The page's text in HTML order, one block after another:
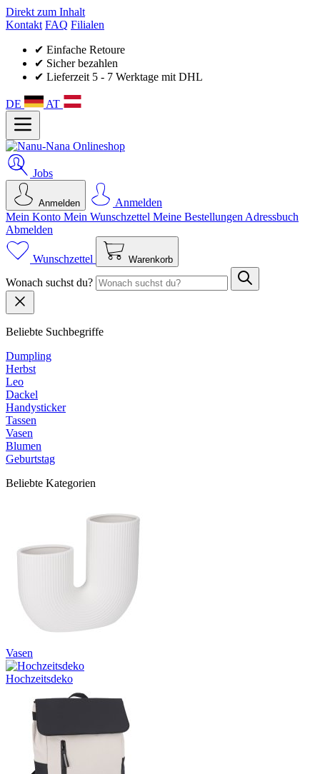
Direkt zum Inhalt
Kontakt FAQ Filialen
✔ Einfache Retoure
✔ Sicher bezahlen
✔ Lieferzeit 5 - 7 Werktage mit DHL
DE AT
Jobs
Anmelden
Anmelden
Mein Konto Mein Wunsch­zettel Meine Bestellungen Adressbuch
Abmelden
Wunschzettel Warenkorb
Wonach suchst du?
Beliebte Suchbegriffe
Dumpling
Herbst
Leo
Dackel
Handysticker
Tassen
Vasen
Blumen
Geburtstag
Beliebte Kategorien
Vasen
Hochzeitsdeko